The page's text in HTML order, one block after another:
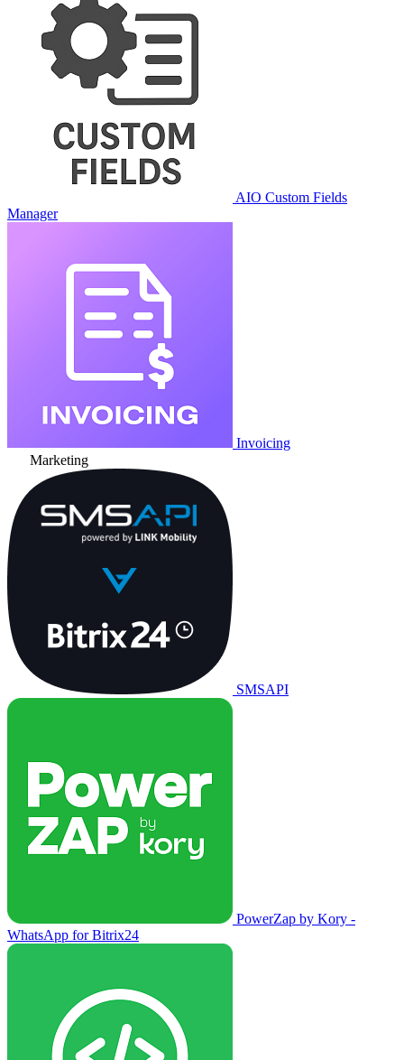
AIO Custom Fields
Manager
Invoicing
Marketing
SMSAPI
PowerZap by Kory -
WhatsApp for Bitrix24